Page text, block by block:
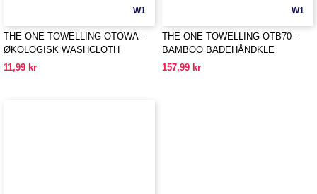
W1
THE ONE TOWELLING OTOWA -
ØKOLOGISK WASHCLOTH
11,99 kr
W1
THE ONE TOWELLING OTB70 -
BAMBOO BADEHÅNDKLE
157,99 kr